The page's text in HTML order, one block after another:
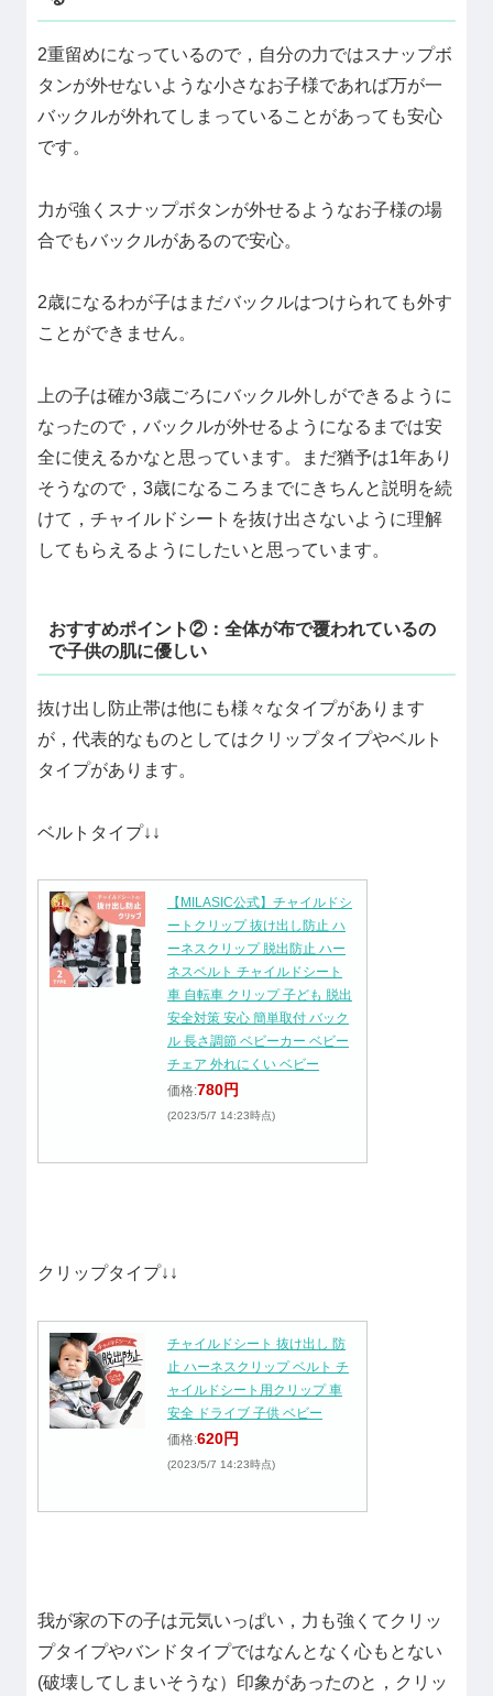
2重留めになっているので，自分の力ではスナップボ
タンが外せないような小さなお子様であれば万が一
バックルが外れてしまっていることがあっても安心
です。
力が強くスナップボタンが外せるようなお子様の場
合でもバックルがあるので安心。
2歳になるわが子はまだバックルはつけられても外す
ことができません。
上の子は確か3歳ごろにバックル外しができるように
なったので，バックルが外せるようになるまでは安
全に使えるかなと思っています。まだ猶予は1年あり
そうなので，3歳になるころまでにきちんと説明を続
けて，チャイルドシートを抜け出さないように理解
してもらえるようにしたいと思っています。
おすすめポイント②：全体が布で覆われているの
で子供の肌に優しい
抜け出し防止帯は他にも様々なタイプがあります
が，代表的なものとしてはクリップタイプやベルト
タイプがあります。
ベルトタイプ↓↓
【MILASIC公式】チャイルドシ
ートクリップ 抜け出し防止 ハ
ーネスクリップ 脱出防止 ハー
ネスベルト チャイルドシート
車 自転車 クリップ 子ども 脱出
安全対策 安心 簡単取付 バック
ル 長さ調節 ベビーカー ベビー
チェア 外れにくい ベビー
価格:780円
(2023/5/7 14:23時点)
クリップタイプ↓↓
チャイルドシート 抜け出し 防
止 ハーネスクリップ ベルト チ
ャイルドシート用クリップ 車
安全 ドライブ 子供 ベビー
価格:620円
(2023/5/7 14:23時点)
我が家の下の子は元気いっぱい，力も強くてクリッ
プタイプやバンドタイプではなんとなく心もとない
(破壊してしまいそうな）印象があったのと，クリッ